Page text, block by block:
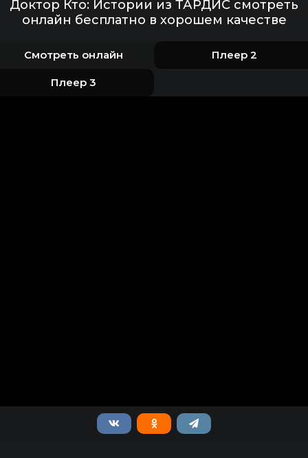
Доктор Кто: Истории из ТАРДИС смотреть
онлайн бесплатно в хорошем качестве
Смотреть онлайн Плеер 2
Плеер 3